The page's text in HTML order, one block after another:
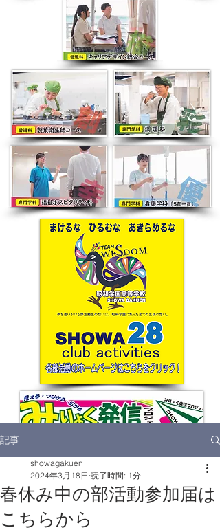
記事
春休み中の部活動参加届は
こちらから
showagakuen
2024年3月18日 読了時間: 1分